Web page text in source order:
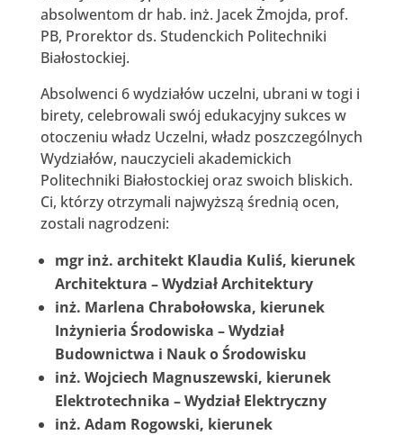
absolwentom dr hab. inż. Jacek Żmojda, prof.
PB, Prorektor ds. Studenckich Politechniki
Białostockiej.
Absolwenci 6 wydziałów uczelni, ubrani w togi i
birety, celebrowali swój edukacyjny sukces w
otoczeniu władz Uczelni, władz poszczególnych
Wydziałów, nauczycieli akademickich
Politechniki Białostockiej oraz swoich bliskich.
Ci, którzy otrzymali najwyższą średnią ocen,
zostali nagrodzeni:
mgr inż. architekt Klaudia Kuliś, kierunek
Architektura – Wydział Architektury
inż. Marlena Chrabołowska, kierunek
Inżynieria Środowiska –Wydział
Budownictwa i Nauk o Środowisku
inż. Wojciech Magnuszewski, kierunek
Elektrotechnika – Wydział Elektryczny
inż. Adam Rogowski, kierunek